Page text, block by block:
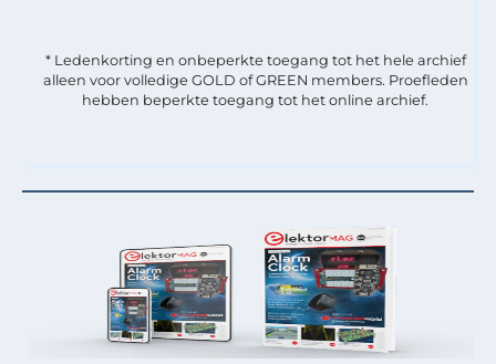
* Ledenkorting en onbeperkte toegang tot het hele archief
alleen voor volledige GOLD of GREEN members. Proefleden
hebben beperkte toegang tot het online archief.